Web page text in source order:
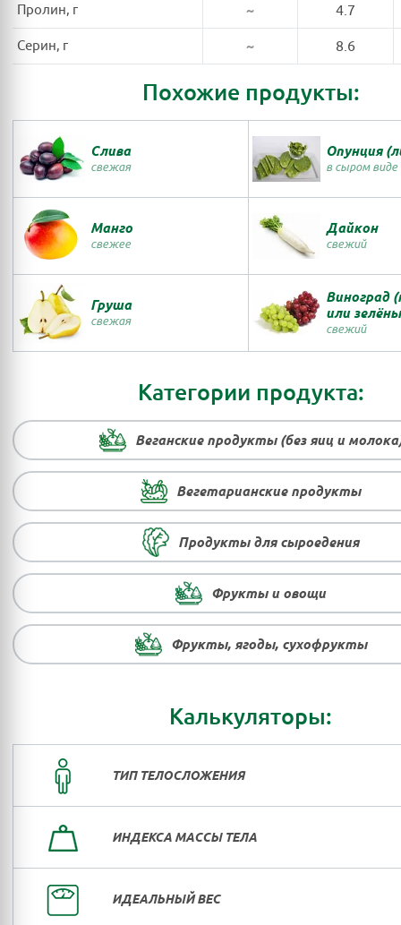
Пролин, г ~ 4.7
Серин, г ~ 8.6
Похожие продукты:
Слива
свежая
Опунция
в сыром виде
Манго
свежее
Дайкон
свежий
Груша
свежая
Виноград
или
свежий
Категории продукта:
Веганские продукты (без яиц и
Вегетарианские продукты
Продукты для сыроедения
Фрукты и овощи
Фрукты, ягоды, сухофрукты
Калькуляторы:
ТИП ТЕЛОСЛОЖЕНИЯ
ИНДЕКСА МАССЫ ТЕЛА
ИДЕАЛЬНЫЙ ВЕС